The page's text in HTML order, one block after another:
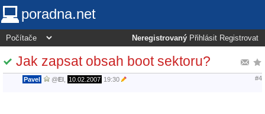
poradna.net
Neregistrovaný Přihlásit Registrovat
Jak zapsat obsah boot sektoru?
Pavel @El 10.02.2007 19:30 #4